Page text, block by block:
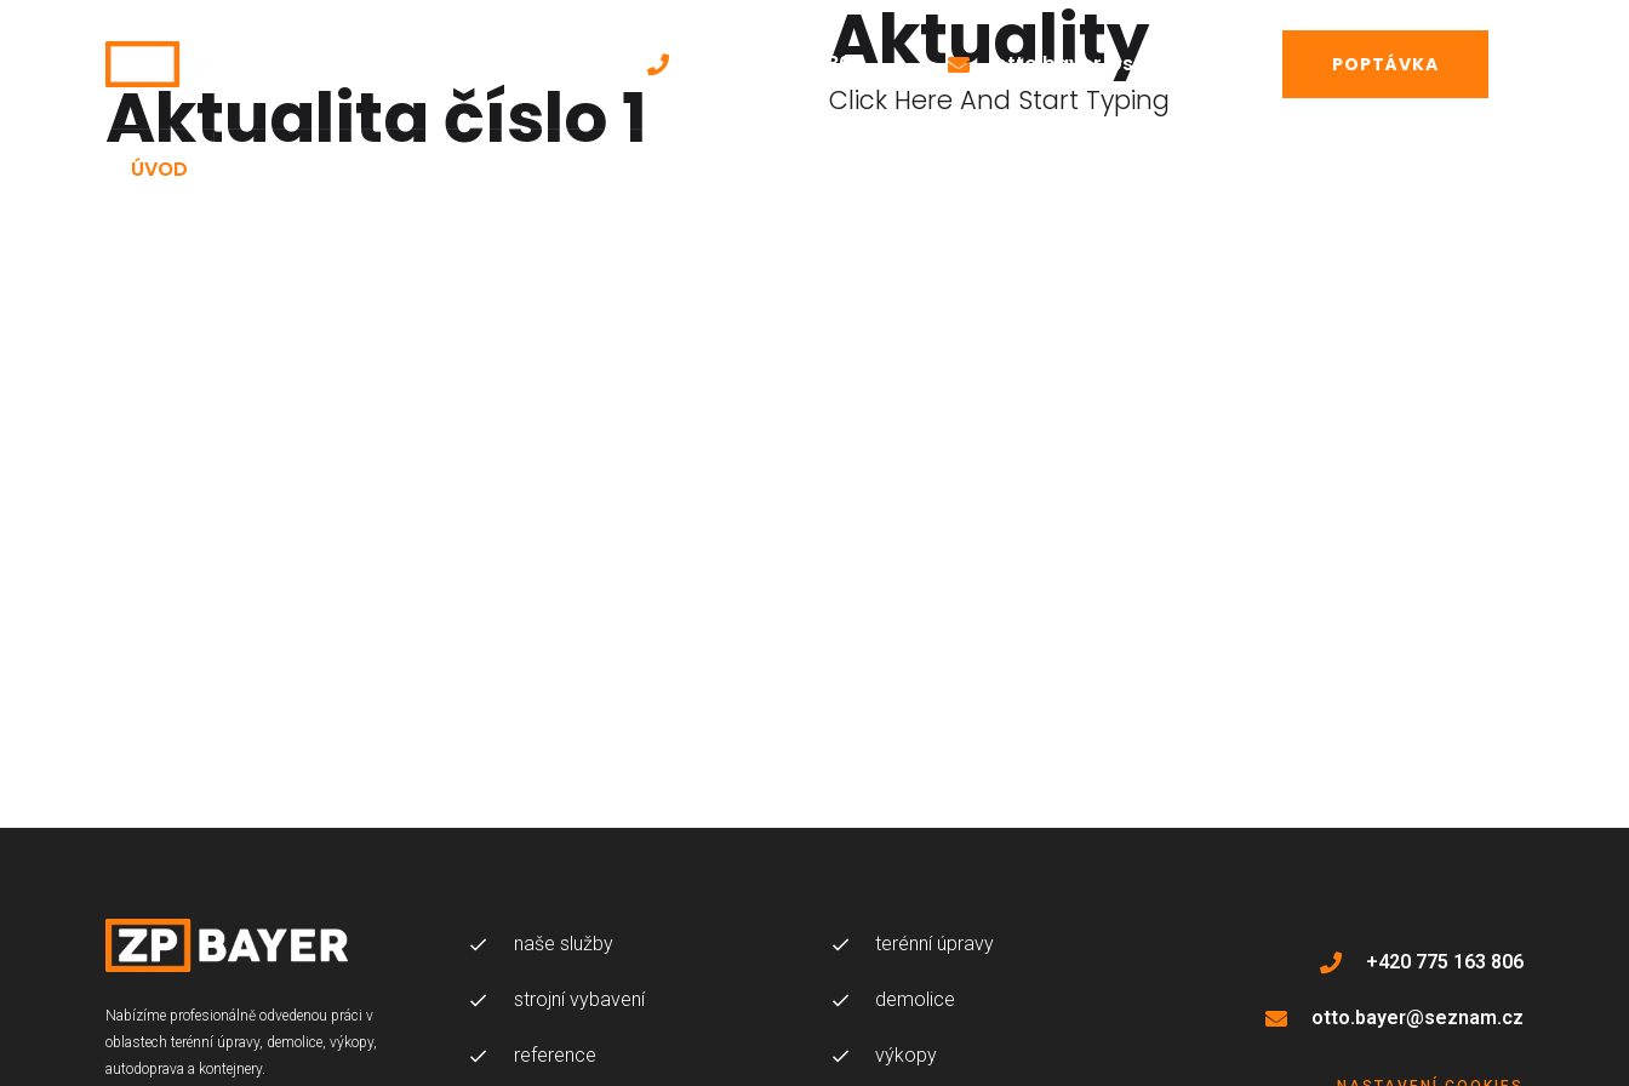
+420 775 163 806 otto.bayer@seznam.cz POPTÁVKA
ÚVOD
Aktuality
Aktualita číslo 1
Click Here And Start Typing
Nabízíme profesionálně odvedenou práci v
oblastech terénní úpravy, demolice, výkopy,
autodoprava a kontejnery.
naše služby
strojní vybavení
reference
terénní úpravy
demolice
výkopy
+420 775 163 806
otto.bayer@seznam.cz